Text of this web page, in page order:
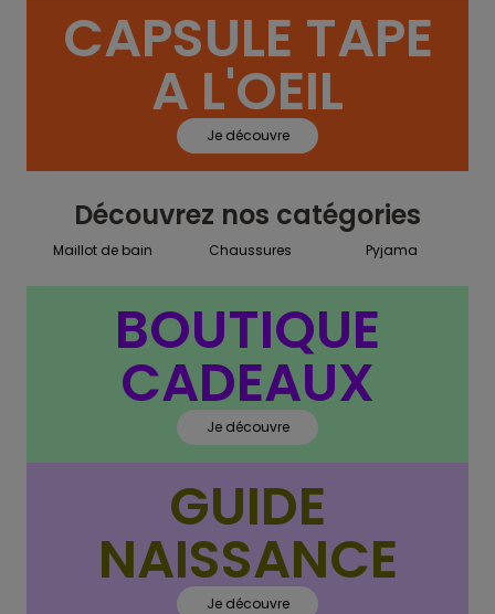
CAPSULE TAPE
A L'OEIL
Je découvre
Découvrez nos catégories
Maillot de bain Chaussures Pyjama
BOUTIQUE
CADEAUX
Je découvre
GUIDE
NAISSANCE
Je découvre